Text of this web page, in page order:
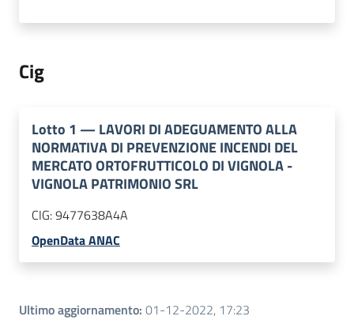
Cig
Lotto 1 — LAVORI DI ADEGUAMENTO ALLA
NORMATIVA DI PREVENZIONE INCENDI DEL
MERCATO ORTOFRUTTICOLO DI VIGNOLA -
VIGNOLA PATRIMONIO SRL
CIG:9477638A4A
OpenData ANAC
Ultimo aggiornamento: 01-12-2022, 17:23